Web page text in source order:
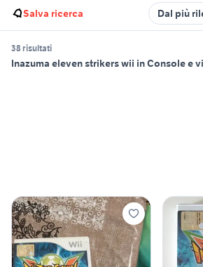
Salva ricerca Dal più
38 risultati
Inazuma eleven strikers wii in Console e